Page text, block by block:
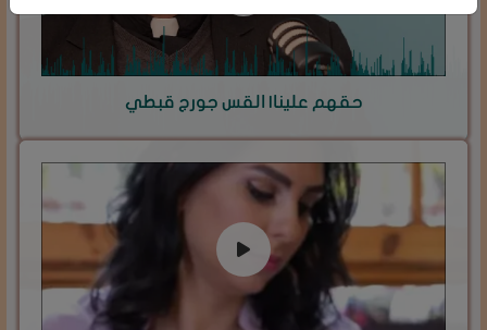
حقهم علينا| القس جورج قبطي